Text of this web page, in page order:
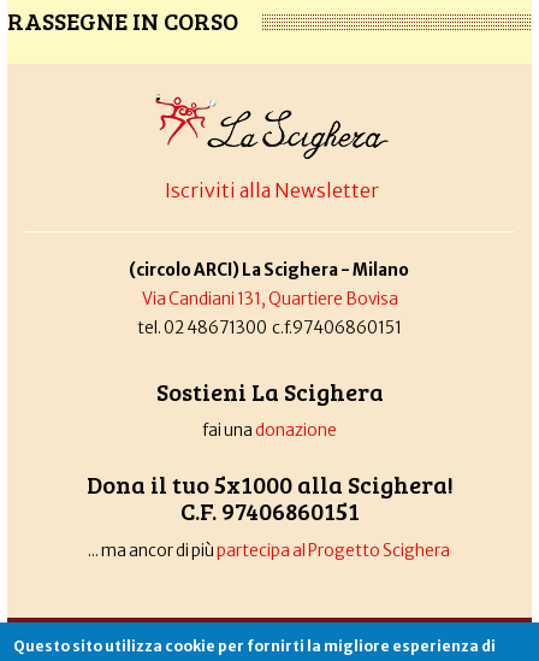
RASSEGNE IN CORSO
Iscriviti alla Newsletter
(circolo ARCI) La Scighera - Milano
Via Candiani 131, Quartiere Bovisa
tel. 02 48671300 c.f.97406860151
Sostieni La Scighera
fai unadonazione
Dona il tuo 5x1000 alla Scighera!
C.F. 97406860151
... ma ancor di piùpartecipa al Progetto Scighera
Associazione La Scighera copyleft|cookies|privacy|login
Questo sito utilizza cookie per fornirti la migliore esperienza di